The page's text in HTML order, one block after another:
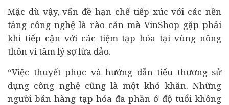
Mặc dù vậy, vấn đề hạn chế tiếp xúc với các nền
tảng công nghệ là rào cản mà VinShop gặp phải
khi tiếp cận với các tiệm tạp hóa tại vùng nông
thôn vì tâm lý sợ lừa đảo.
“Việc thuyết phục và hướng dẫn tiểu thương sử
dụng công nghệ cũng là một khó khăn. Những
người bán hàng tạp hóa đa phần ở độ tuổi không